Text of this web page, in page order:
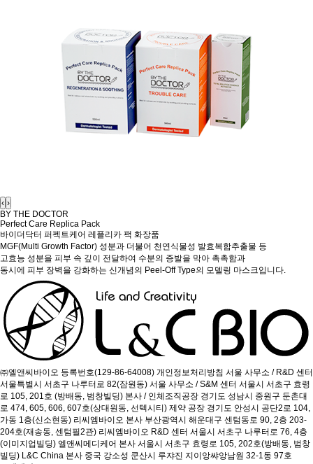
‹ ›
BY THE DOCTOR
Perfect Care Replica Pack
바이더닥터 퍼펙트케어 레플리카 팩 화장품
MGF(Multi Growth Factor) 성분과 더불어 천연식물성 발효복합추출물 등
고효능 성분을 피부 속 깊이 전달하여 수분의 증발을 막아 촉촉함과
동시에 피부 장벽을 강화하는 신개념의 Peel-Off Type의 모델링 마스크입니다.
㈜엘앤씨바이오 등록번호(129-86-64008) 개인정보처리방침 서울 사무소 / R&D 센터
서울특별시 서초구 나루터로 82(잠원동) 서울 사무소 / S&M 센터 서울시 서초구 효령
로 105, 201호 (방배동, 범창빌딩) 본사 / 인체조직공장 경기도 성남시 중원구 둔촌대
로 474, 605, 606, 607호(상대원동, 선텍시티) 제약 공장 경기도 안성시 공단2로 104,
가동 1층(신소현동) 리씨엠바이오 본사 부산광역시 해운대구 센텀동로 90, 2층 203-
204호(재송동, 센텀필2관) 리씨엠바이오 R&D 센터 서울시 서초구 나루터로 76, 4층
(이미지업빌딩) 엘앤씨메디케어 본사 서울시 서초구 효령로 105, 202호(방배동, 범창
빌딩) L&C China 본사 중국 강소성 쿤산시 루쟈진 지이앙쌰앙남원 32-1동 97호